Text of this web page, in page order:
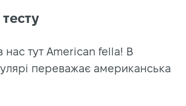
нас тут American fella! В
переважає американська